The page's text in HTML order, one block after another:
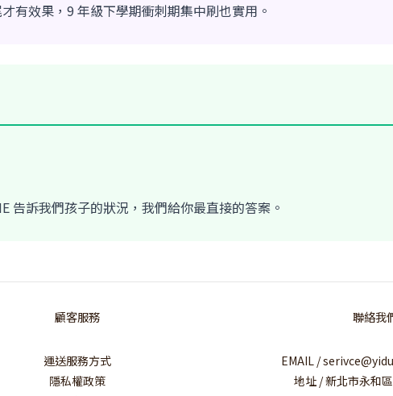
有效果，9 年級下學期衝刺期集中刷也實用。
告訴我們孩子的狀況，我們給你最直接的答案。
顧客服務
運送服務方式
隱私權政策
聯絡我
EMAIL /
地址 / 新北市永和